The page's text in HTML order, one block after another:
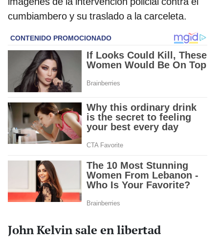
cumbiambero y su traslado a la carceleta.
John Kelvin sale en libertad